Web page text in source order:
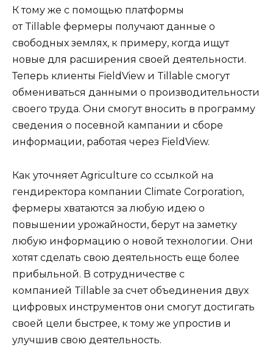
К тому же с помощью платформы
от Tillable фермеры получают данные о
свободных землях, к примеру, когда ищут
новые для расширения своей деятельности.
Теперь клиенты FieldView и Tillable смогут
обмениваться данными о производительности
своего труда. Они смогут вносить в программу
сведения о посевной кампании и сборе
информации, работая через FieldView.
Как уточняет Agriculture со ссылкой на
гендиректора компании Climate Corporation,
фермеры хватаются за любую идею о
повышении урожайности, берут на заметку
любую информацию о новой технологии. Они
хотят сделать свою деятельность еще более
прибыльной. В сотрудничестве с
компанией Tillable за счет объединения двух
цифровых инструментов они смогут достигать
своей цели быстрее, к тому же упростив и
улучшив свою деятельность.